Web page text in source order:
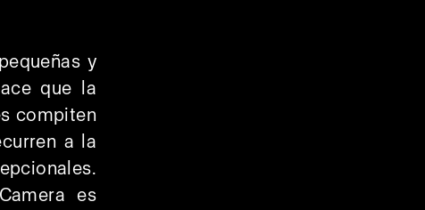
y
que la
compiten
a la
es